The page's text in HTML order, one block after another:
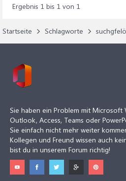
Ergebnis 1 bis 1 von 1
Startseite Schlagworte
Sie haben ein Problem mit Microsoft
Outlook, Access, Teams oder
Sie einfach nicht mehr weiter
Kollegen und Freund wissen auch
bist du in unserem Forum richtig!